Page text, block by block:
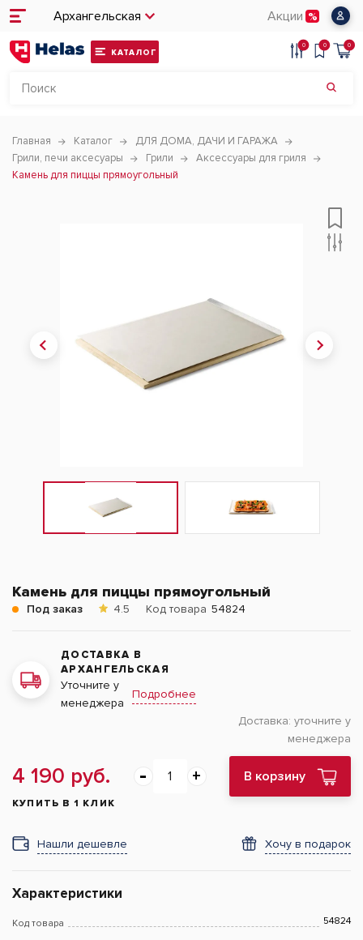
Архангельская Акции
КАТАЛОГ
0 0 0
Главная Каталог
ДЛЯ ДОМА, ДАЧИ И ГАРАЖА
Грили, печи аксесуары
Грили
Аксессуары для гриля
Камень для пиццы прямоугольный
Камень для пиццы прямоугольный
Под заказ 4.5 Код товара 54824
ДОСТАВКА В
АРХАНГЕЛЬСКАЯ
Уточните у
менеджера
Подробнее
Доставка: уточните у
менеджера
4 190 руб. В корзину
КУПИТЬ В 1 КЛИК
Нашли дешевле Хочу в подарок
Характеристики
Код товара 54824